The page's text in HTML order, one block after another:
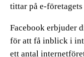
tittar på e-
Facebook erbjuder
för att få inblick i
ett antal